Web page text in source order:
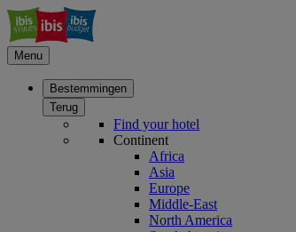
Menu
Bestemmingen
Terug
Find your hotel
Continent
Africa
Asia
Europe
Middle-East
North America